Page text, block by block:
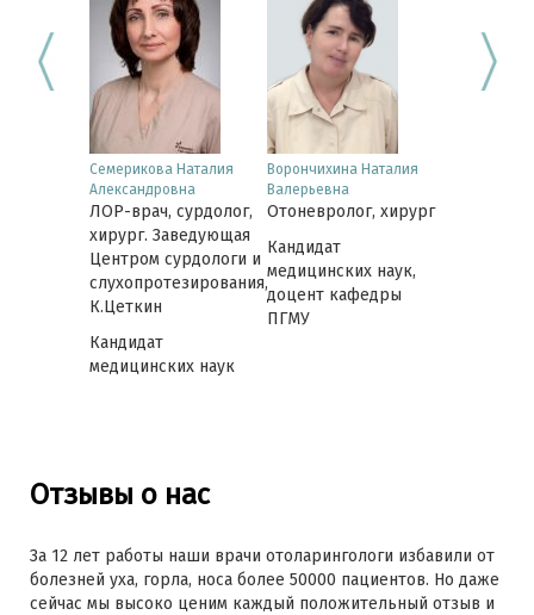
Семерикова Наталия
Александровна
ЛОР-врач, сурдолог,
хирург. Заведующая
Центром сурдологи и
слухопротезирования,
К.Цеткин
Кандидат
медицинских наук
Ворончихина Наталия
Валерьевна
Отоневролог, хирург
Кандидат
медицинских наук,
доцент кафедры
ПГМУ
Отзывы о нас
За 12 лет работы наши врачи отоларингологи избавили от
болезней уха, горла, носа более 50000 пациентов. Но даже
сейчас мы высоко ценим каждый положительный отзыв и